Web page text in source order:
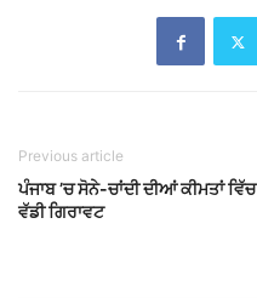
Previous article
ਪੰਜਾਬ ’ਚ ਸੋਨੇ-ਚਾਂਦੀ ਦੀਆਂ ਕੀਮਤਾਂ ਵਿੱਚ
ਵੱਡੀ ਗਿਰਾਵਟ